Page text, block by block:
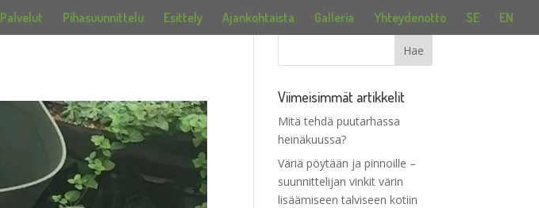
Palvelut Pihasuunnittelu Esittely Ajankohtaista Galleria Yhteydenotto SE EN
Viimeisimmät artikkelit
Mitä tehdä puutarhassa
heinäkuussa?
Väriä pöytään ja pinnoille –
suunnittelijan vinkit värin
lisäämiseen talviseen kotiin